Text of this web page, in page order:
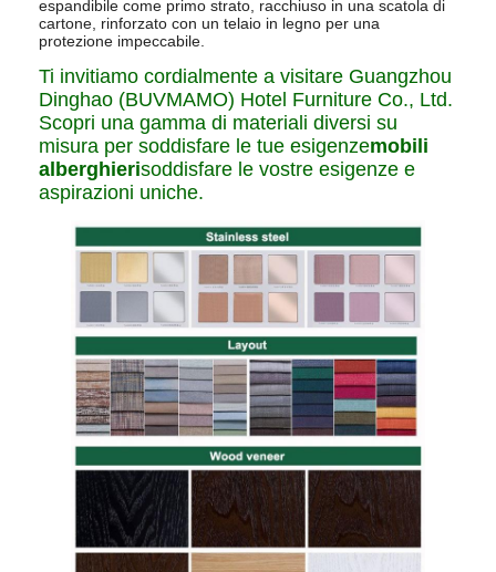
espandibile come primo strato, racchiuso in una scatola di
cartone, rinforzato con un telaio in legno per una
protezione impeccabile.
Ti invitiamo cordialmente a visitare Guangzhou
Dinghao (BUVMAMO) Hotel Furniture Co., Ltd.
Scopri una gamma di materiali diversi su
misura per soddisfare le tue esigenzemobili
alberghierisoddisfare le vostre esigenze e
aspirazioni uniche.